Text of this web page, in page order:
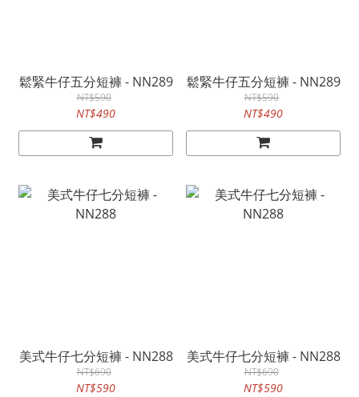
鬆緊牛仔五分短褲 - NN289
NT$590
NT$490
鬆緊牛仔五分短褲 - NN289
NT$590
NT$490
美式牛仔七分短褲 - NN288
NT$690
NT$590
美式牛仔七分短褲 - NN288
NT$690
NT$590